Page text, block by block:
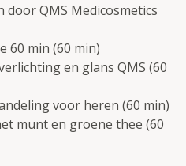
QMS Medicosmetics
60 min (60 min)
en glans QMS (60
voor heren (60 min)
munt en groene thee (60